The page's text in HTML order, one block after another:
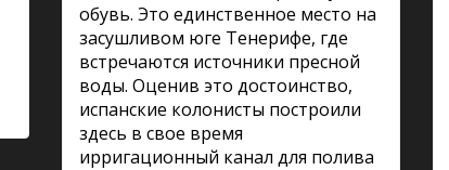
обувь. Это единственное место на
засушливом юге Тенерифе, где
встречаются источники пресной
воды. Оценив это достоинство,
испанские колонисты построили
здесь в свое время
ирригационный канал для полива